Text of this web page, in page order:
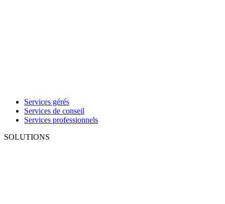
Services gérés
Services de conseil
Services professionnels
SOLUTIONS